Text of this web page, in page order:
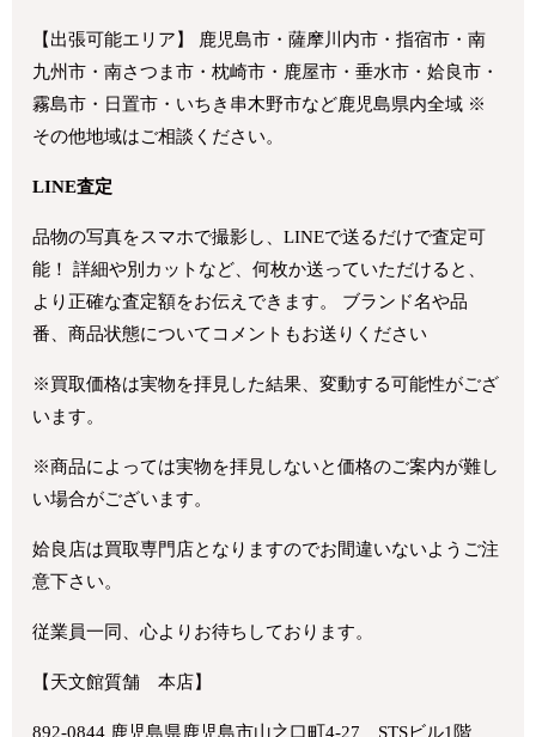
【出張可能エリア】 鹿児島市・薩摩川内市・指宿市・南
九州市・南さつま市・枕崎市・鹿屋市・垂水市・姶良市・
霧島市・日置市・いちき串木野市など鹿児島県内全域 ※
その他地域はご相談ください。
LINE査定
品物の写真をスマホで撮影し、LINEで送るだけで査定可
能！ 詳細や別カットなど、何枚か送っていただけると、
より正確な査定額をお伝えできます。 ブランド名や品
番、商品状態についてコメントもお送りください
※買取価格は実物を拝見した結果、変動する可能性がござ
います。
※商品によっては実物を拝見しないと価格のご案内が難し
い場合がございます。
姶良店は買取専門店となりますのでお間違いないようご注
意下さい。
従業員一同、心よりお待ちしております。
【天文館質舗 本店】
892-0844 鹿児島県鹿児島市山之口町4-27 STSビル1階